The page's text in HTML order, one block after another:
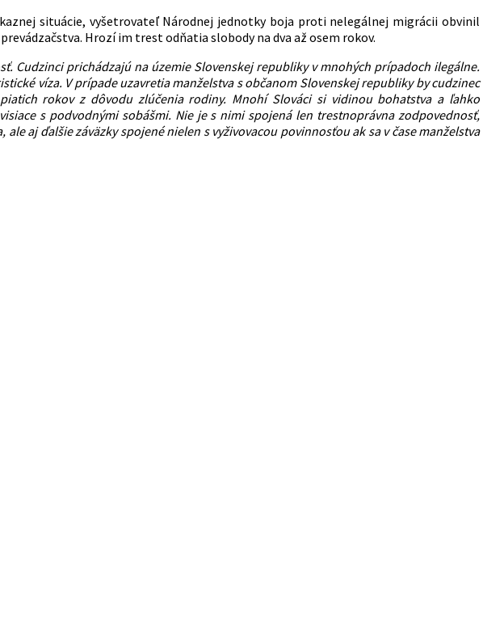
situácie, vyšetrovateľ Národnej jednotky boja proti nelegálnej migrácii obvinil
Hrozí im trest odňatia slobody na dva až osem rokov.
Cudzinci prichádzajú na územie Slovenskej republiky v mnohých prípadoch ilegálne.
víza. V prípade uzavretia manželstva s občanom Slovenskej republiky by cudzinec
rokov z dôvodu zlúčenia rodiny. Mnohí Slováci si vidinou bohatstva a ľahko
s podvodnými sobášmi. Nie je s nimi spojená len trestnoprávna zodpovednosť,
aj ďalšie záväzky spojené nielen s vyživovacou povinnosťou ak sa v čase manželstva